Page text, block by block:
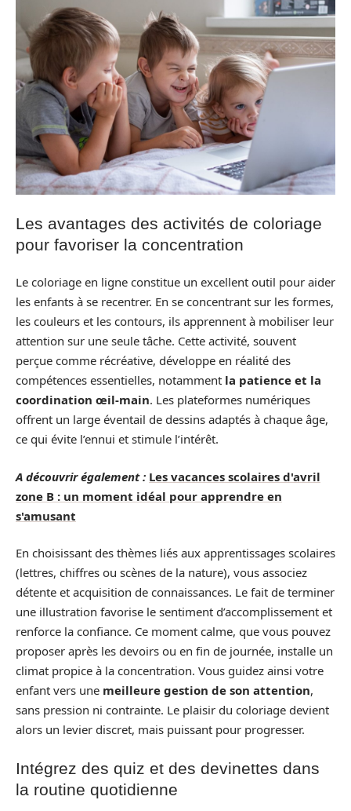
Les avantages des activités de coloriage
pour favoriser la concentration
Le coloriage en ligne constitue un excellent outil pour aider
les enfants à se recentrer. En se concentrant sur les formes,
les couleurs et les contours, ils apprennent à mobiliser leur
attention sur une seule tâche. Cette activité, souvent
perçue comme récréative, développe en réalité des
compétences essentielles, notamment la patience et la
coordination œil-main. Les plateformes numériques
offrent un large éventail de dessins adaptés à chaque âge,
ce qui évite l’ennui et stimule l’intérêt.
A découvrir également : Les vacances scolaires d'avril
zone B : un moment idéal pour apprendre en
s'amusant
En choisissant des thèmes liés aux apprentissages scolaires
(lettres, chiffres ou scènes de la nature), vous associez
détente et acquisition de connaissances. Le fait de terminer
une illustration favorise le sentiment d’accomplissement et
renforce la confiance. Ce moment calme, que vous pouvez
proposer après les devoirs ou en fin de journée, installe un
climat propice à la concentration. Vous guidez ainsi votre
enfant vers une meilleure gestion de son attention,
sans pression ni contrainte. Le plaisir du coloriage devient
alors un levier discret, mais puissant pour progresser.
Intégrez des quiz et des devinettes dans
la routine quotidienne